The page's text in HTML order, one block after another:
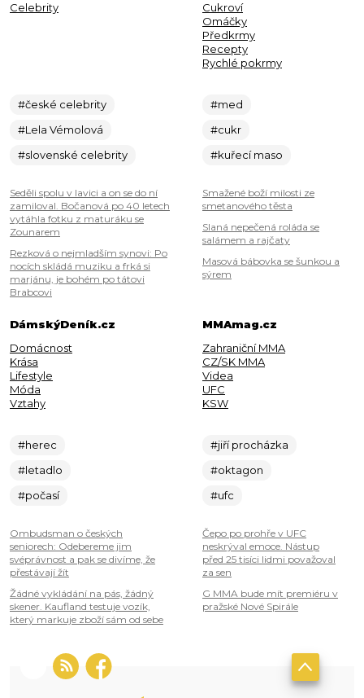
Celebrity
#české celebrity
#Lela Vémolová
#slovenské celebrity
Seděli spolu v lavici a on se do ní
zamiloval. Bočanová po 40 letech
vytáhla fotku z maturáku se
Zounarem
Rezková o nejmladším synovi: Po
nocích skládá muziku a frká si
marjánu, je bohém po tátovi
Brabcovi
Cukroví
Omáčky
Předkrmy
Recepty
Rychlé pokrmy
#med
#cukr
#kuřecí maso
Smažené boží milosti ze
smetanového těsta
Slaná nepečená roláda se
salámem a rajčaty
Masová bábovka se šunkou a
sýrem
DámskýDeník.cz
Domácnost
Krása
Lifestyle
Móda
Vztahy
#herec
#letadlo
#počasí
Ombudsman o českých
seniorech: Odebereme jim
svéprávnost a pak se divíme, že
přestávají žít
Žádné vykládání na pás, žádný
skener. Kaufland testuje vozík,
který markuje zboží sám od sebe
MMAmag.cz
Zahraniční MMA
CZ/SK MMA
Videa
UFC
KSW
#jiří procházka
#oktagon
#ufc
Čepo po prohře v UFC
neskrýval emoce. Nástup
před 25 tisíci lidmi považoval
za sen
G MMA bude mít premiéru v
pražské Nové Spirále